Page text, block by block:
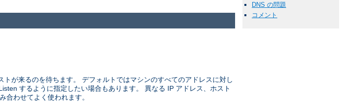
DNS の問題
コメント
が来るのを待ちます。 デフォルトではマシンのすべてのアドレスに対し
するように指定したい場合もあります。 異なる IP アドレス、ホスト
合わせてよく使われます。